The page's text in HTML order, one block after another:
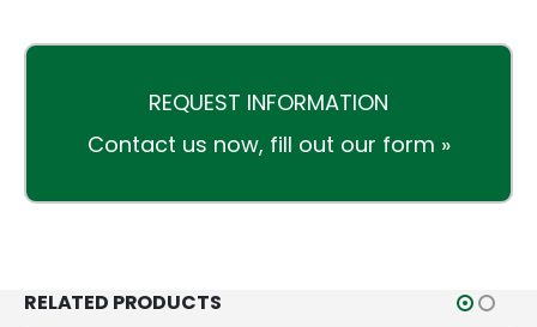
REQUEST INFORMATION
Contact us now, fill out our form »
RELATED PRODUCTS